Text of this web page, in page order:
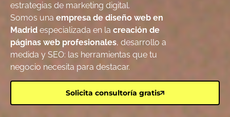
estrategias de marketing digital.
Somos una empresa de diseño web en
Madrid especializada en la creación de
páginas web profesionales, desarrollo a
medida y SEO: las herramientas que tu
negocio necesita para destacar.
Solicita consultoría gratis